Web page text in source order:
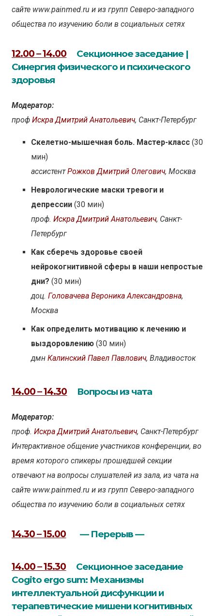
сайте www.painmed.ru и из групп Северо-западного
общества по изучению боли в социальных сетях
12.00 – 14.00
Секционное заседание |
Синергия физического и психического
здоровья
Модератор:
проф Искра Дмитрий Анатольевич, Санкт-Петербург
Скелетно-мышечная боль. Мастер-класс (30
мин)
ассистентРожков Дмитрий Олегович, Москва
Неврологические маски тревоги и
депрессии (30 мин)
проф. Искра Дмитрий Анатольевич, Санкт-
Петербург
Как сберечь здоровье своей
нейрокогнитивной сферы в наши непростые
дни? (30 мин)
доц. Головачева Вероника Александровна,
Москва
Как определить мотивацию к лечению и
выздоровлению (30 мин)
дмн Калинский Павел Павлович, Владивосток
14.00 – 14.30 Вопросы из чата
Модератор:
проф. Искра Дмитрий Анатольевич, Санкт-Петербург
Интерактивное общение участников конференции, во
время которого спикеры прошедшей секции
отвечают на вопросы слушателей из зала, из чата на
сайте www.painmed.ru и из групп Северо-западного
общества по изучению боли в социальных сетях
14.30 – 15.00 — Перерыв —
14.00 – 15.30
Секционное заседание
Cogito ergo sum: Механизмы
интеллектуальной дисфункции и
терапевтические мишени когнитивных